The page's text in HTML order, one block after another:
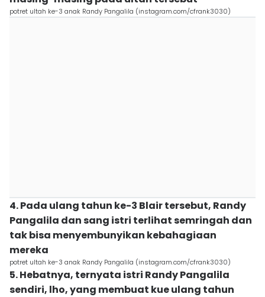
potret ultah ke-3 anak Randy Pangalila (instagram.com/cfrank3030)
4. Pada ulang tahun ke-3 Blair tersebut, Randy
Pangalila dan sang istri terlihat semringah dan
tak bisa menyembunyikan kebahagiaan
mereka
potret ultah ke-3 anak Randy Pangalila (instagram.com/cfrank3030)
5. Hebatnya, ternyata istri Randy Pangalila
sendiri, lho, yang membuat kue ulang tahun